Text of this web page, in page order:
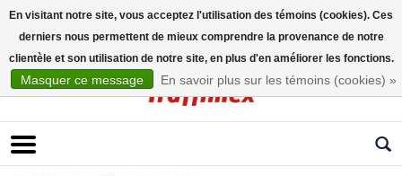
En visitant notre site, vous acceptez l'utilisation des témoins (cookies). Ces
derniers nous permettent de mieux comprendre la provenance de notre
clientèle et son utilisation de notre site, en plus d'en améliorer les fonctions.
Masquer ce message En savoir plus sur les témoins (cookies) »